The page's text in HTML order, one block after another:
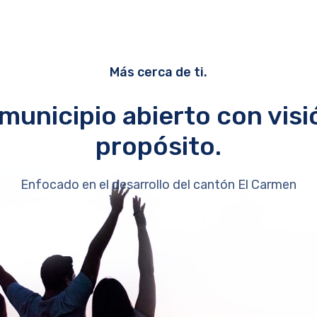
Más cerca de ti.
abierto con
propósito.
Enfocado en el desarrollo del cantón El Carmen